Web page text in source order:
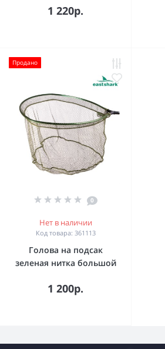
1 220р.
Продано
0
Нет в наличии
Код товара: 361113
Голова на подсак
зеленая нитка большой
1 200р.